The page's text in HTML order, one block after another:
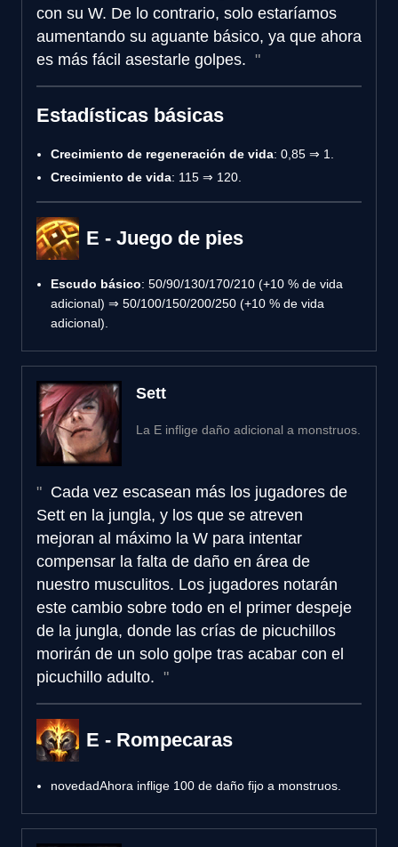
con su W. De lo contrario, solo estaríamos
aumentando su aguante básico, ya que ahora
es más fácil asestarle golpes.
Estadísticas básicas
Crecimiento de regeneración de vida: 0,85 ⇒ 1.
Crecimiento de vida: 115 ⇒ 120.
E - Juego de pies
Escudo básico: 50/90/130/170/210 (+10 % de vida
adicional) ⇒ 50/100/150/200/250 (+10 % de vida
adicional).
Sett
La E inflige daño adicional a monstruos.
Cada vez escasean más los jugadores de
Sett en la jungla, y los que se atreven
mejoran al máximo la W para intentar
compensar la falta de daño en área de
nuestro musculitos. Los jugadores notarán
este cambio sobre todo en el primer despeje
de la jungla, donde las crías de picuchillos
morirán de un solo golpe tras acabar con el
picuchillo adulto.
E - Rompecaras
novedadAhora inflige 100 de daño fijo a monstruos.